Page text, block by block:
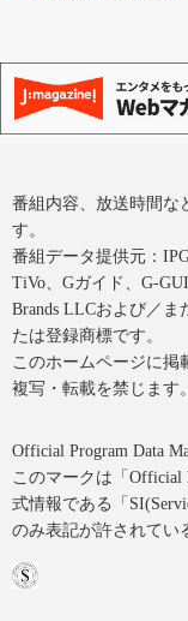
番組内容、放送時間な
す。
番組データ提供元：
TiVo、Gガイド、G-
Brands LLCおよび／
たは登録商標です。
このホームページに掲
複写・転載を禁じます。
Official Program Data
このマークは「Official
式情報である「
のみ表記が許されてい